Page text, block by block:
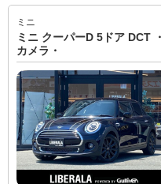
ミニ
ミニ クーパーD 5ドア DCT
カメラ・